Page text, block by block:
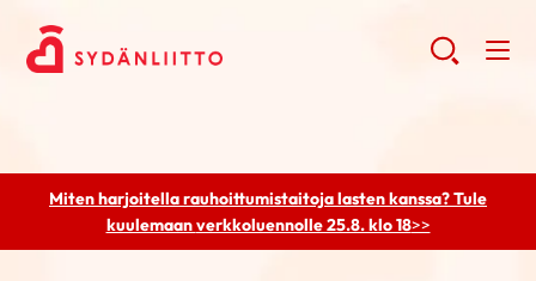
Miten harjoitella rauhoittumistaitoja lasten kanssa? Tule
kuulemaanverkkoluennolle 25.8. klo 18>>